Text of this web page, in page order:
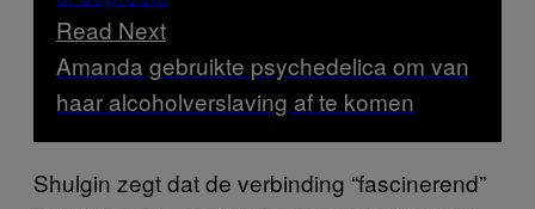
Read Next
Amanda gebruikte psychedelica om van
haar alcoholverslaving af te komen
Shulgin zegt dat de verbinding “fascinerend”